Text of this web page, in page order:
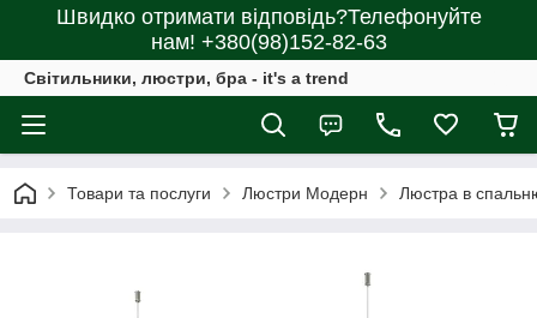
Швидко отримати відповідь?Телефонуйте
нам! +380(98)152-82-63
Світильники, люстри, бра - it's a trend
Товари та послуги Люстри Модерн Люстра в